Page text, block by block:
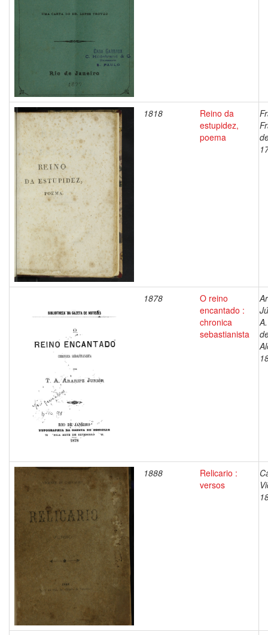
1818
Reino da
estupidez,
poema
1878
O reino
encantado :
chronica
sebastianista
1888
Relicario :
versos